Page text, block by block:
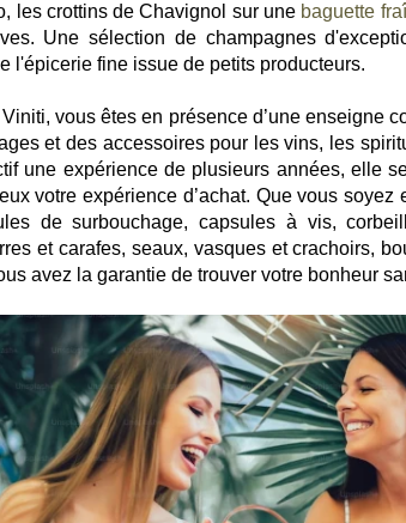
les crottins de Chavignol sur une baguette
Une sélection de champagnes
l'épicerie fine issue de petits producteurs.
vous êtes en présence d’une enseigne
et des accessoires pour les vins, les
une expérience de plusieurs années, elle
votre expérience d’achat. Que vous
de surbouchage, capsules à vis,
et carafes, seaux, vasques et crachoirs,
avez la garantie de trouver votre bonheur